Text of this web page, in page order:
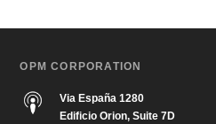
OPM CORPORATION
Via España 1280
Edificio Orion, Suite 7D